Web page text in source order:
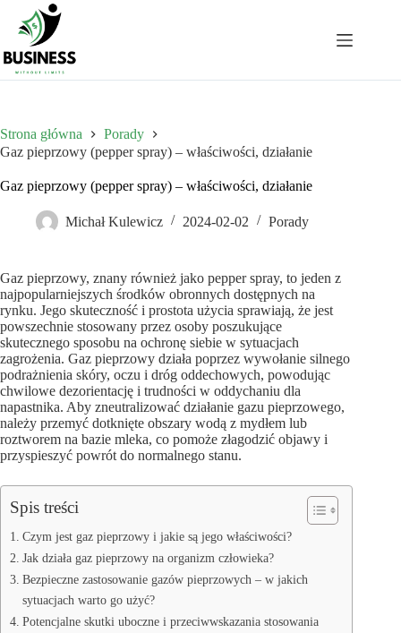
Przejdź
treści
Strona główna
Porady
Gaz pieprzowy (pepper spray) – właściwości, działanie
Gaz pieprzowy (pepper spray) – właściwości, działanie
Michał Kulewicz 2024-02-02 Porady
Gaz pieprzowy, znany również jako pepper spray, to jeden z
najpopularniejszych środków obronnych dostępnych na
rynku. Jego skuteczność i prostota użycia sprawiają, że jest
powszechnie stosowany przez osoby poszukujące
skutecznego sposobu na ochronę siebie w sytuacjach
zagrożenia. Gaz pieprzowy działa poprzez wywołanie silnego
podrażnienia skóry, oczu i dróg oddechowych, powodując
chwilowe dezorientację i trudności w oddychaniu dla
napastnika. Aby zneutralizować działanie gazu pieprzowego,
należy przemyć dotknięte obszary wodą z mydłem lub
roztworem na bazie mleka, co pomoże złagodzić objawy i
przyspieszyć powrót do normalnego stanu.
Spis treści
Czym jest gaz pieprzowy i jakie są jego właściwości?
Jak działa gaz pieprzowy na organizm człowieka?
Bezpieczne zastosowanie gazów pieprzowych – w jakich
sytuacjach warto go użyć?
Potencjalne skutki uboczne i przeciwwskazania stosowania